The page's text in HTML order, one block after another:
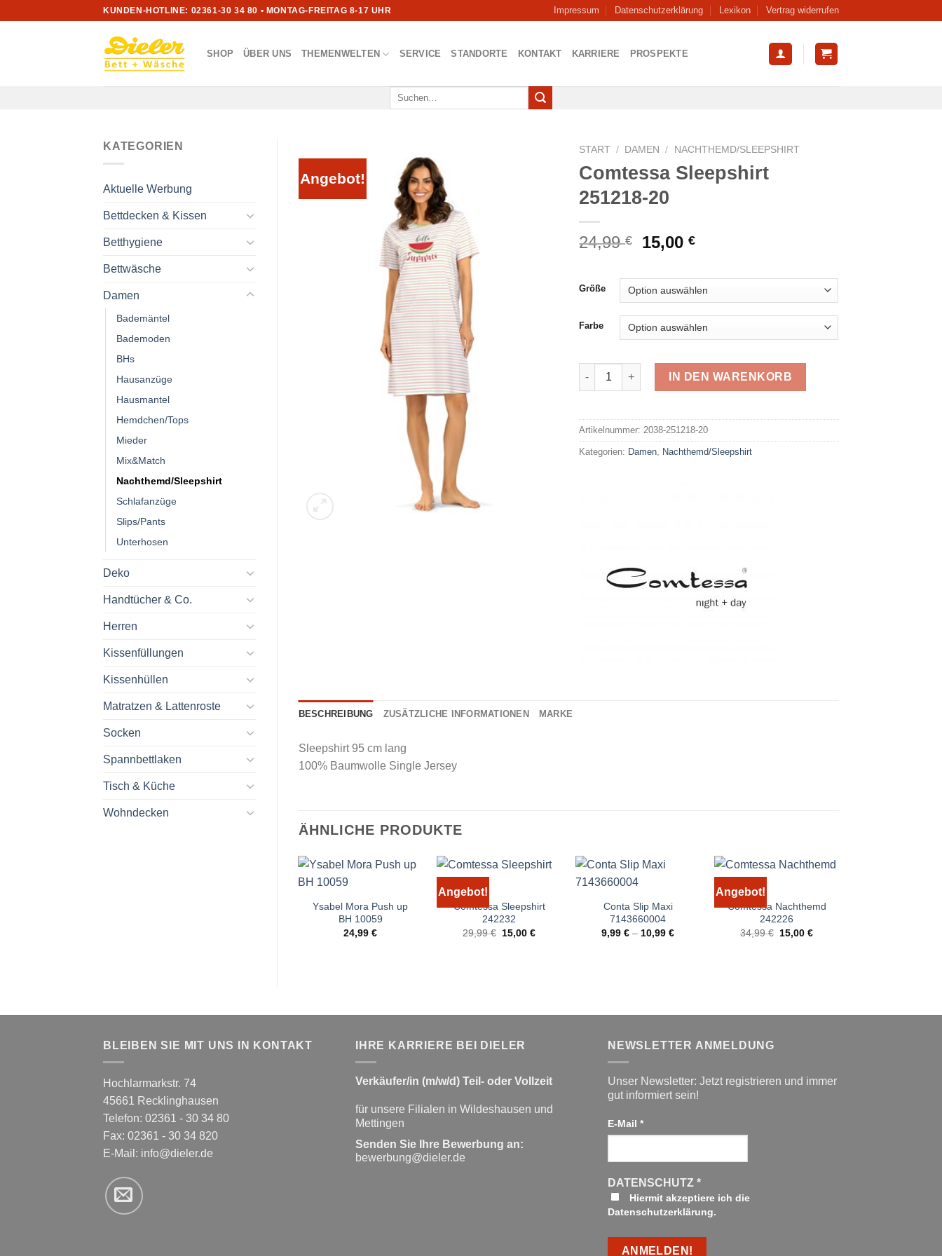
KUNDEN-HOTLINE: 02361-30 34 80 • MONTAG-FREITAG 8-17 UHR Impressum Datenschutzerklärung Lexikon Vertrag widerrufen
SHOP ÜBER UNS THEMENWELTEN SERVICE STANDORTE KONTAKT KARRIERE PROSPEKTE
Suchen
KATEGORIEN
Aktuelle Werbung
Bettdecken & Kissen
Betthygiene
Bettwäsche
Damen
Bademäntel
Bademoden
BHs
Hausanzüge
Hausmantel
Hemdchen/Tops
Mieder
Mix&Match
Nachthemd/Sleepshirt
Schlafanzüge
Slips/Pants
Unterhosen
Deko
Handtücher & Co.
Herren
Kissenfüllungen
Kissenhüllen
Matratzen & Lattenroste
Socken
Spannbettlaken
Tisch & Küche
Wohndecken
Angebot!
START / DAMEN / NACHTHEMD/SLEEPSHIRT
Comtessa Sleepshirt
251218-20
24,99€
Ursprünglicher
war:
24,99 €
15,00€Aktueller
ist:
15,00 €.
Größe
Farbe
Comtessa Sleepshirt 251218-20 Menge
IN DEN WARENKORB
Artikelnummer: 2038-251218-20
Kategorien: Damen Nachthemd/Sleepshirt
BESCHREIBUNG ZUSÄTZLICHE INFORMATIONEN MARKE
Sleepshirt 95 cm lang
100% Baumwolle Single Jersey
ÄHNLICHE PRODUKTE
Ysabel Mora Push up
BH 10059
24,99€
Angebot!
Comtessa Sleepshirt
242232
29,99€ Ursprünglicher
15,00€Aktueller
Conta Slip Maxi
7143660004
9,99€ – 10,99€
Angebot!
Comtessa Nachthemd
242226
34,99€ Ursprünglicher
15,00€Aktueller
BLEIBEN SIE MIT UNS IN KONTAKT
Hochlarmarkstr. 74
45661 Recklinghausen
Telefon: 02361 - 30 34 80
Fax: 02361 - 30 34 820
E-Mail: info@dieler.de
IHRE KARRIERE BEI DIELER
Verkäufer/in (m/w/d) Teil- oder Vollzeit
für unsere Filialen in Wildeshausen und
Mettingen
Senden Sie Ihre Bewerbung an:
bewerbung@dieler.de
NEWSLETTER ANMELDUNG
Unser Newsletter: Jetzt registrieren und immer
gut informiert sein!
E-Mail *
DATENSCHUTZ *
Hiermit akzeptiere ich die
Datenschutzerklärung.